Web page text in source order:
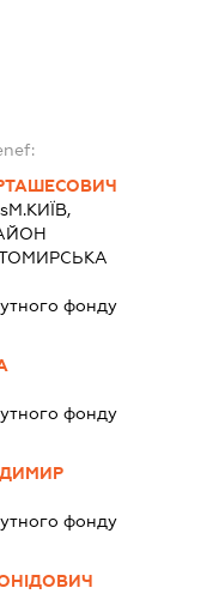
М.КИЇВ,
фонду
фонду
фонду